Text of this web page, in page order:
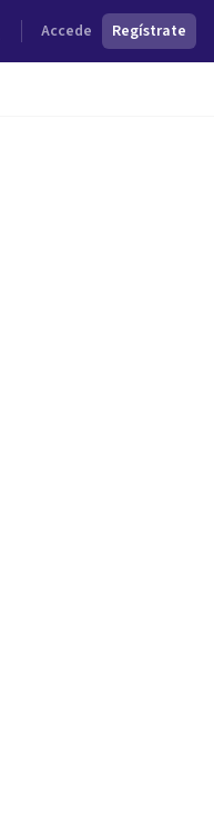
Accede Regístrate